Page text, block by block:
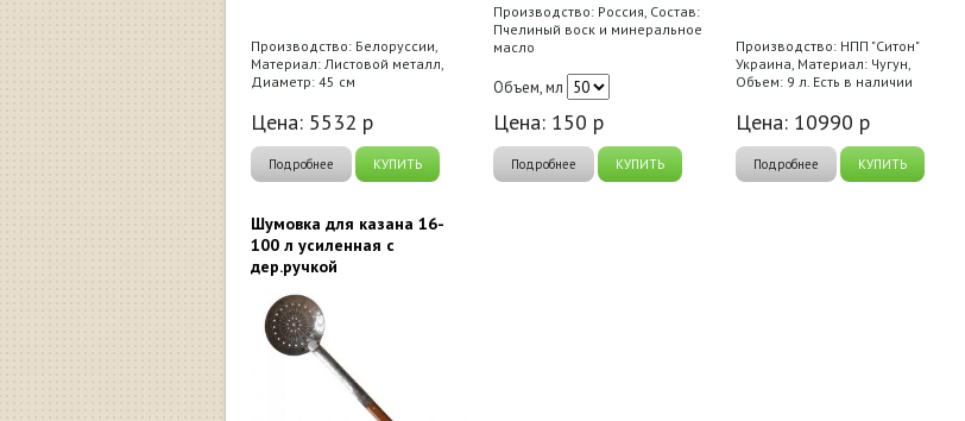
Производство: Белоруссии,
Материал: Листовой металл,
Диаметр: 45 см
Цена: 5532 р
Подробнее КУПИТЬ
Производство: Россия, Состав:
Пчелиный воск и минеральное
масло
Объем, мл
Цена: 150 р
Подробнее КУПИТЬ
Производство: НПП "Ситон"
Украина, Материал: Чугун,
Объем: 9 л. Есть в наличии
Цена: 10990 р
Подробнее КУПИТЬ
Шумовка для казана 16-
100 л усиленная с
дер.ручкой